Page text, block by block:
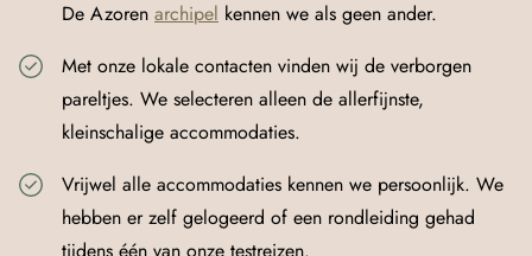
De Azoren archipel kennen we als geen ander.
Met onze lokale contacten vinden wij de verborgen
pareltjes. We selecteren alleen de allerfijnste,
kleinschalige accommodaties.
Vrijwel alle accommodaties kennen we persoonlijk. We
hebben er zelf gelogeerd of een rondleiding gehad